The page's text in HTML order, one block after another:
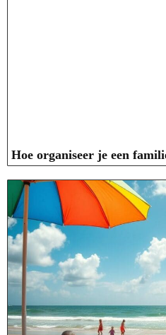
Hoe organiseer je een